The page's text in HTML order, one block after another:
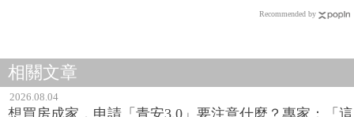
Recommended by
相關文章
2026.08.04
想買房成家，申請「青安3.0」要注意什麼？專家：「這